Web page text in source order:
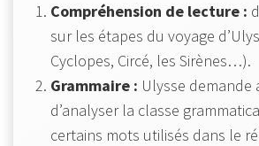
Compréhension de lecture :
sur les étapes du voyage
Cyclopes, Circé, les Sirènes…).
Grammaire : Ulysse demande
d’analyser la classe
certains mots utilisés dans le